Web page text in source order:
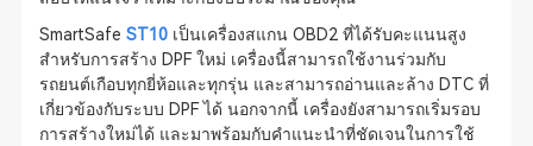
SmartSafe ST10เป็นเครื่องสแกน OBD2 ที่ได้รับคะแนนสูง
สำหรับการสร้าง DPF ใหม่ เครื่องนี้สามารถใช้งานร่วมกับ
รถยนต์เกือบทุกยี่ห้อและทุกรุ่น และสามารถอ่านและล้าง DTC ที่
เกี่ยวข้องกับระบบ DPF ได้ นอกจากนี้ เครื่องยังสามารถเริ่มรอบ
การสร้างใหม่ได้ และมาพร้อมกับคำแนะนำที่ชัดเจนในการใช้